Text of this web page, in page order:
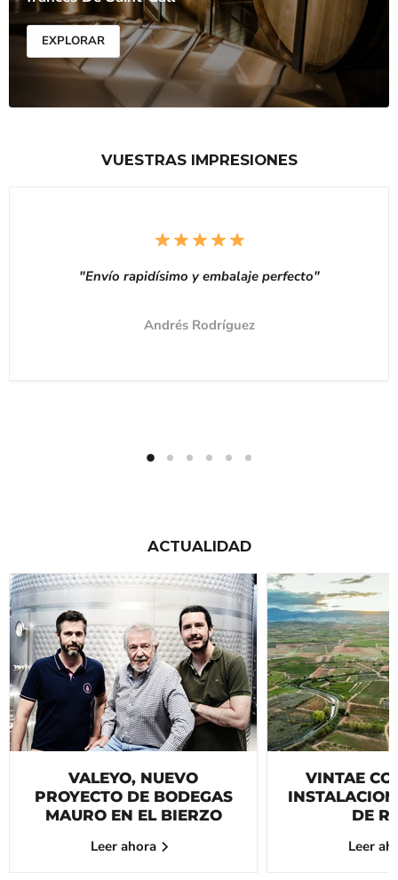
EXPLORAR
VUESTRAS IMPRESIONES
"Envío rapidísimo y embalaje perfecto"
Andrés Rodríguez
ACTUALIDAD
VALEYO, NUEVO
PROYECTO DE BODEGAS
MAURO EN EL BIERZO
Leer ahora
VINTAE
DE
Leer